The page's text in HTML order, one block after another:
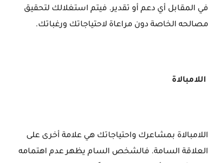
في المقابل أي دعم أو تقدير. فيتم استغلالك لتحقيق
مصالحه الخاصة دون مراعاة لاحتياجاتك ورغباتك.
اللامبالاة
اللامبالاة بمشاعرك واحتياجاتك هي علامة أخرى على
العلاقة السامة. فالشخص السام يظهر عدم اهتمامه